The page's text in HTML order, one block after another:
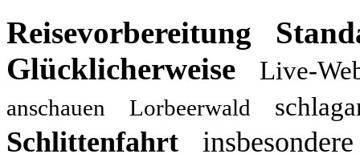
Reisevorbereitung
Glücklicherweise
Live-
anschauen Lorbeerwald
Schlittenfahrt insbesondere